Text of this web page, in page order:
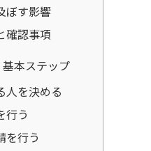
ぼす影響
確認事項
本ステップ
人を決める
行う
を行う